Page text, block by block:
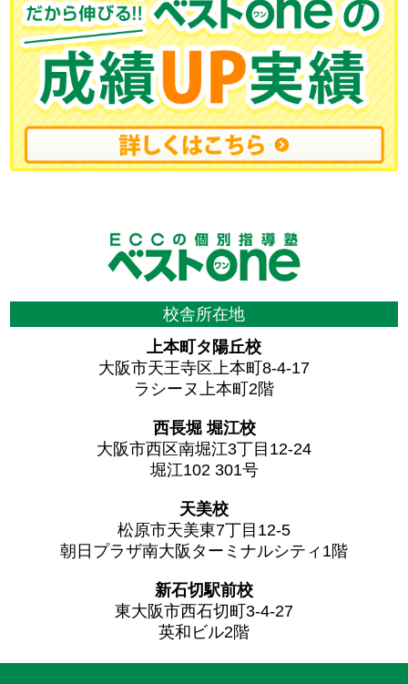
校舎所在地
上本町タ陽丘校
大阪市天王寺区上本町8-4-17
ラシーヌ上本町2階
西長堀 堀江校
大阪市西区南堀江3丁目12-24
堀江102 301号
天美校
松原市天美東7丁目12-5
朝日プラザ南大阪ターミナルシティ1階
新石切駅前校
東大阪市西石切町3-4-27
英和ビル2階